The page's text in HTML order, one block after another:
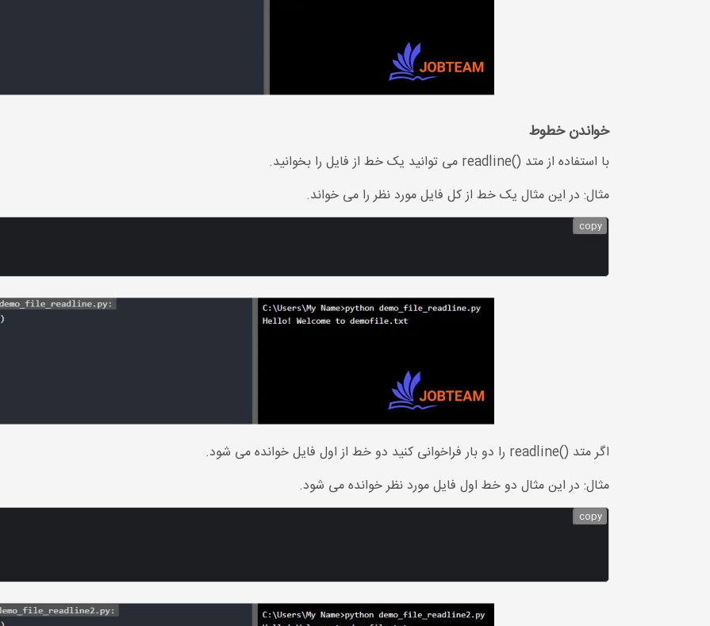
خواندن خطوط
با استفاده از متد ()readline می توانید یک خط از فایل را بخوانید.
مثال: در این مثال یک خط از کل فایل مورد نظر را می خواند.
copy
اگر متد ()readline را دو بار فراخوانی کنید دو خط از اول فایل خوانده می شود.
مثال: در این مثال دو خط اول فایل مورد نظر خوانده می شود.
copy